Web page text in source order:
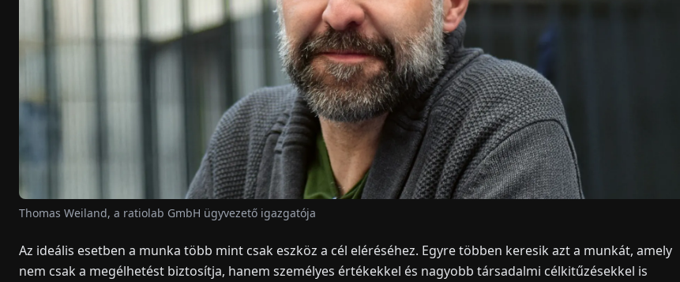
Thomas Weiland, a ratiolab GmbH ügyvezető igazgatója
Az ideális esetben a munka több mint csak eszköz a cél eléréséhez. Egyre többen keresik azt a munkát, amely
nem csak a megélhetést biztosítja, hanem személyes értékekkel és nagyobb társadalmi célkitűzésekkel is